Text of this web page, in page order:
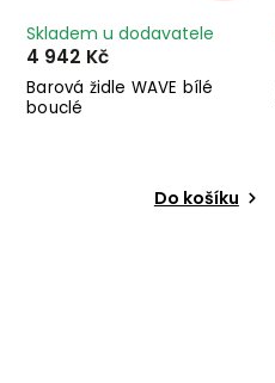
Barová židle WAVE bílé
bouclé
Skladem u dodavatele
4 942 Kč
Do košíku